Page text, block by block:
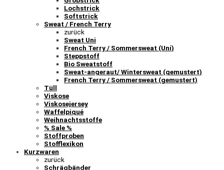
Lochstrick
Softstrick
Sweat / French Terry
zurück
Sweat Uni
French Terry / Sommersweat (Uni)
Steppstoff
Bio Sweatstoff
Sweat-angeraut/ Wintersweat (gemustert)
French Terry / Sommersweat (gemustert)
Tüll
Viskose
Viskosejersey
Waffelpiqué
Weihnachtsstoffe
% Sale %
Stoffproben
Stofflexikon
Kurzwaren
zurück
Schrägbänder